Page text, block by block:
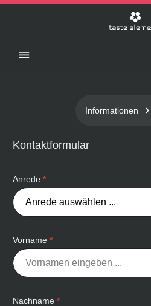
Informationen
Kontaktformular
Anrede *
Vorname *
Nachname *